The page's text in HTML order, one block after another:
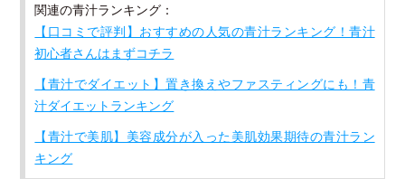
関連の青汁ランキング：
【口コミで評判】おすすめの人気の青汁ランキング！青汁
初心者さんはまずコチラ
【青汁でダイエット】置き換えやファスティングにも！青
汁ダイエットランキング
【青汁で美肌】美容成分が入った美肌効果期待の青汁ラン
キング